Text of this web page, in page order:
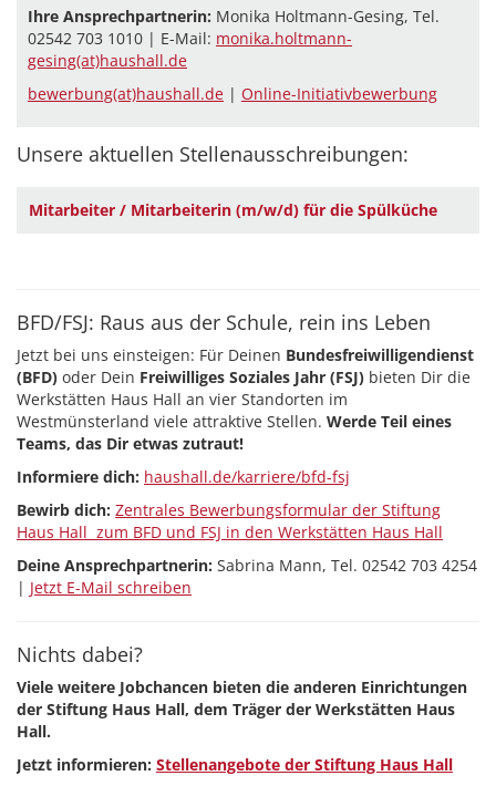
Ihre Ansprechpartnerin: Monika Holtmann-Gesing, Tel.
02542 703 1010 | E-Mail: monika.holtmann-
gesing(at)haushall.de
bewerbung(at)haushall.de | Online-Initiativbewerbung
Unsere aktuellen Stellenausschreibungen:
Mitarbeiter / Mitarbeiterin (m/w/d) für die Spülküche
BFD/FSJ: Raus aus der Schule, rein ins Leben
Jetzt bei uns einsteigen: Für Deinen Bundesfreiwilligendienst
(BFD) oder Dein Freiwilliges Soziales Jahr (FSJ) bieten Dir die
Werkstätten Haus Hall an vier Standorten im
Westmünsterland viele attraktive Stellen. Werde Teil eines
Teams, das Dir etwas zutraut!
Informiere dich: haushall.de/karriere/bfd-fsj
Bewirb dich: Zentrales Bewerbungsformular der Stiftung
Haus Hall zum BFD und FSJ in den Werkstätten Haus Hall
Deine Ansprechpartnerin: Sabrina Mann, Tel. 02542 703 4254
| Jetzt E-Mail schreiben
Nichts dabei?
Viele weitere Jobchancen bieten die anderen Einrichtungen
der Stiftung Haus Hall, dem Träger der Werkstätten Haus
Hall.
Jetzt informieren: Stellenangebote der Stiftung Haus Hall